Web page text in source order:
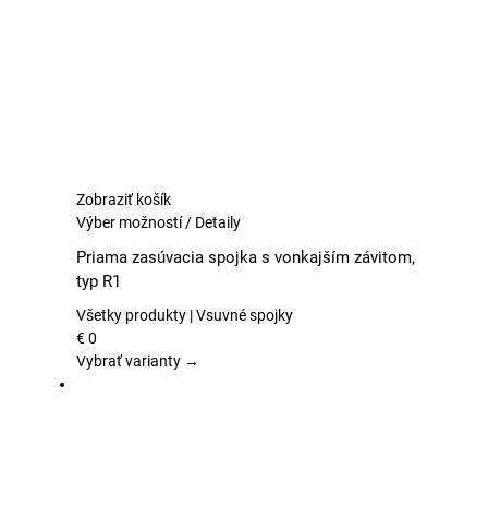
Zobraziť košík
Výber možností Tento
má
variantov.
si
/Detaily
Priama zasúvacia spojka s vonkajším závitom,
typ R1
Všetky produkty | Vsuvné spojky
€0
Vybrať varianty →